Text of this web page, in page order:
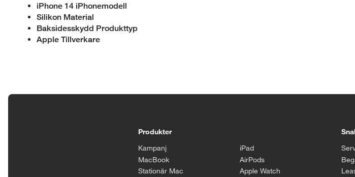
iPhone 14 iPhonemodell
Silikon Material
Baksidesskydd Produkttyp
Apple Tillverkare
Produkter
Kampanj
MacBook
Stationär Mac
iPad
AirPods
Apple Watch